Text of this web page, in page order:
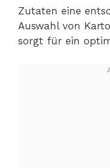
Zutaten eine
Auswahl von
sorgt für ein